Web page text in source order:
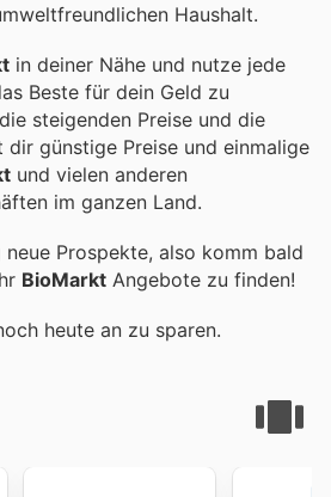
Haushalt.
in deiner Nähe und nutze jede
Beste für dein Geld zu
steigenden Preise und die
dir günstige Preise und einmalige
und vielen anderen
im ganzen Land.
neue Prospekte, also komm bald
BioMarkt Angebote zu finden!
heute an zu sparen.